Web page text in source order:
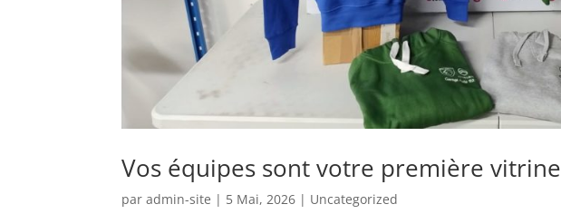
Vos équipes sont votre première vitrine
paradmin-site | 5 Mai, 2026 | Uncategorized